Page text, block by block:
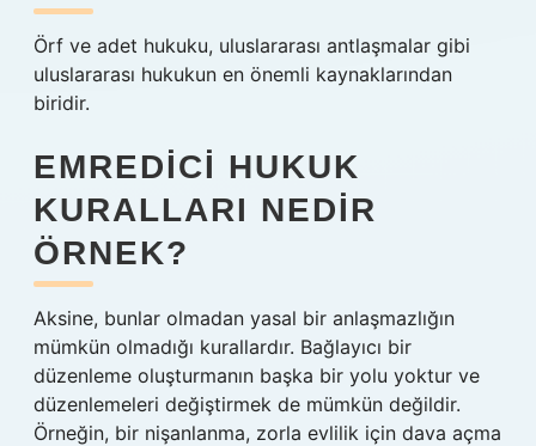
Örf ve adet hukuku, uluslararası antlaşmalar gibi
uluslararası hukukun en önemli kaynaklarından
biridir.
EMREDICI HUKUK
KURALLARI NEDIR
ÖRNEK?
Aksine, bunlar olmadan yasal bir anlaşmazlığın
mümkün olmadığı kurallardır. Bağlayıcı bir
düzenleme oluşturmanın başka bir yolu yoktur ve
düzenlemeleri değiştirmek de mümkün değildir.
Örneğin, bir nişanlanma, zorla evlilik için dava açma